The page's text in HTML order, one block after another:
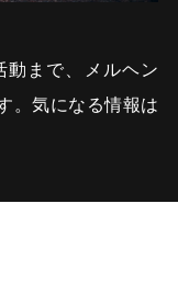
動まで、メルヘン
。気になる情報は